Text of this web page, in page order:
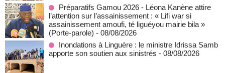
Préparatifs Gamou 2026 - Léona Kanène attire
l’attention sur l’assainissement : « Lifi war si
assainissement amoufi, té liguéyou mairie bila »
(Porte-parole) - 08/08/2026
Inondations à Linguère : le ministre Idrissa Samb
apporte son soutien aux sinistrés - 08/08/2026